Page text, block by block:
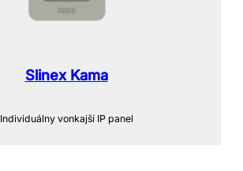
Slinex Kama
Individuálny vonkajší IP panel